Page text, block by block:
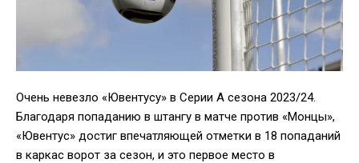
Очень невезло «Ювентусу» в Серии А сезона 2023/24.
Благодаря попаданию в штангу в матче против «Монцы»,
«Ювентус» достиг впечатляющей отметки в 18 попаданий
в каркас ворот за сезон, и это первое место в